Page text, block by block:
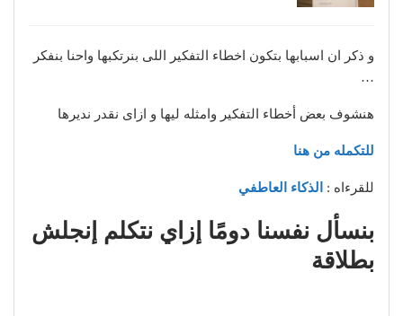
و ذكر ان اسبابها بتكون اخطاء التفكير اللى بنرتكبها واحنا بنفكر
…
هنشوف بعض أخطاء التفكير وامثله ليها و ازاى نقدر نديرها
للتكمله من هنا
للقرءاه : الذكاء العاطفي
بنسأل نفسنا دومًا إزاي نتكلم إنجلش
بطلاقة